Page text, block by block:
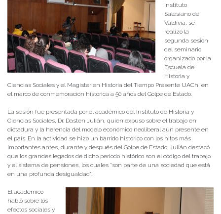
Instituto
Salesiano de
Valdivia, se
realizó la
segunda sesión
del seminario
organizado por la
Escuela de
Historia y
Ciencias Sociales y el Magister en Historia del Tiempo Presente UACh, en
el marco de conmemoración histórica a 50 años del Golpe de Estado.
La sesión fue presentada por el académico del Instituto de Historia y
Ciencias Sociales, Dr. Dasten Julián, quien expuso sobre el trabajo en
dictadura y la herencia del modelo económico neoliberal aún presente en
el país. En la actividad se hizo un barrido histórico con los hitos más
importantes antes, durante y después del Golpe de Estado. Julián destacó
que los grandes legados de dicho periodo histórico son el código del trabajo
y el sistema de pensiones, los cuales “son parte de una sociedad que está
en una profunda desigualdad”.
El académico
habló sobre los
efectos sociales y